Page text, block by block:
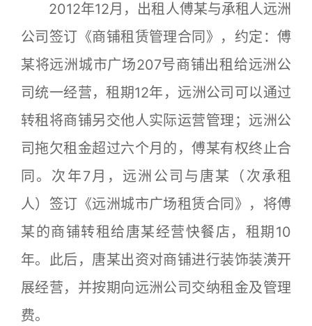
2012年12月，出租人傅某与承租人远洲
公司签订《商铺租赁管理合同》，约定：傅
某将远洲城市广场207号商铺出租给远洲公
司统一经营，租期12年，远洲公司可以通过
转租将商铺另交他人实际运营管理；远洲公
司拖欠租金超过六个月的，傅某有权终止合
同。次年7月，远洲公司与唐某（次承租
人）签订《远洲城市广场租赁合同》，将傅
某的商铺转租给唐某经营快餐店，租期10
年。此后，唐某出资对商铺进行装饰装潢开
展经营，并按期向远洲公司交纳租金及管理
费。